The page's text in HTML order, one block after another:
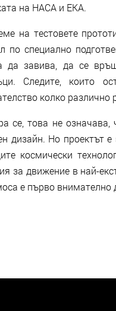
на НАСА и ЕКА.
на тестовете
по специално
да завива, да се
Следите, които
колко
се, това не
дизайн. Но проектът
космически
за движение в най-
е първо внимателно